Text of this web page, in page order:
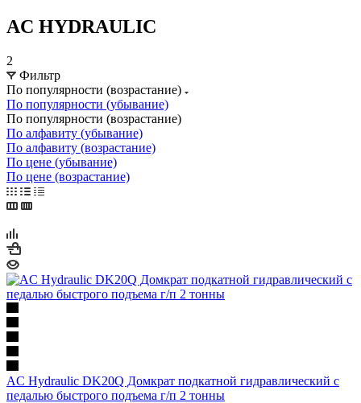
AC HYDRAULIC
2
Фильтр
По популярности (возрастание)
По популярности (убывание)
По популярности (возрастание)
По алфавиту (убывание)
По алфавиту (возрастание)
По цене (убывание)
По цене (возрастание)
AC Hydraulic DK20Q Домкрат подкатной гидравлический с
педалью быстрого подъема г/п 2 тонны